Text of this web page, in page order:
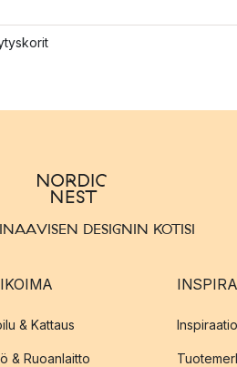
DESIGNIN KOTISI
& Kattaus
& Ruoanlaitto